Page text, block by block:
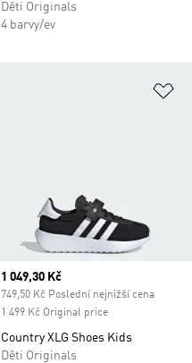
Děti Originals
4 barvy/ev
Current price
1 049,30 Kč
749,50 Kč Poslední nejnižší cena
1 499 Kč Original price
Country XLG Shoes Kids
Děti Originals